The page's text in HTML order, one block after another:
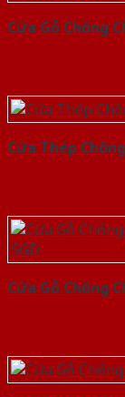
Cửa Gỗ Chống
Cửa Thép
Cửa Gỗ Chống